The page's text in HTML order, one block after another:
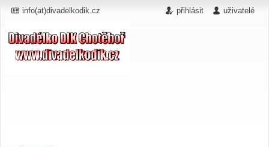
info(at)divadelkodik.cz přihlásit uživatelé